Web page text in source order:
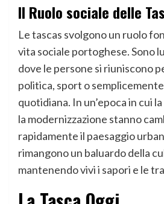
Il Ruolo sociale delle
Le tascas svolgono un ruolo
vita sociale portoghese. Sono
dove le persone si riuniscono
politica, sport o
quotidiana. In un’epoca in cui
la modernizzazione stanno
rapidamente il paesaggio
rimangono un baluardo della
mantenendo vivi i sapori e le